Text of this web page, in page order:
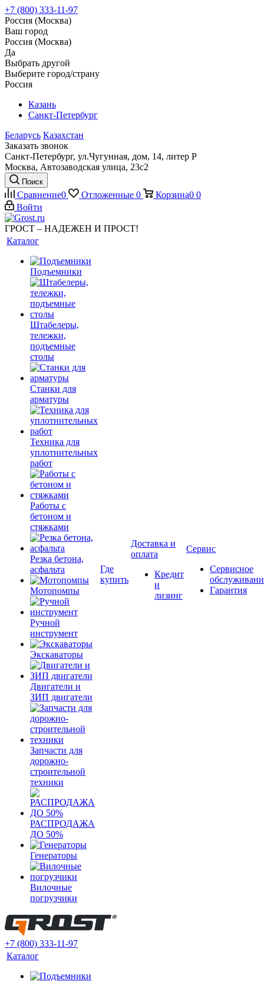
+7 (800) 333-11-97
Россия (Москва)
Ваш город
Россия (Москва)
Да
Выбрать другой
Выберите город/страну
Россия
Казань
Санкт-Петербург
Беларусь Казахстан
Заказать звонок
Санкт-Петербург, ул.Чугунная, дом, 14, литер Р
Москва, Автозаводская улица, 23с2
Поиск
Сравнение0 Отложенные 0 Корзина0 0
Войти
ГРОСТ – НАДЕЖЕН И ПРОСТ!
Каталог
Подъемники
Штабелеры,
тележки,
подъемные
столы
Станки для
арматуры
Техника для
уплотнительных
работ
Работы с
бетоном и
стяжками
Резка бетона,
асфальта
Мотопомпы
Ручной
инструмент
Экскаваторы
Двигатели и
ЗИП двигатели
Запчасти для
дорожно-
строительной
техники
РАСПРОДАЖА
ДО 50%
Генераторы
Вилочные
погрузчики
Где
купить
Доставка и
оплата
Кредит
и
лизинг
Сервис
Сервисное
Гарантия
+7 (800) 333-11-97
Каталог